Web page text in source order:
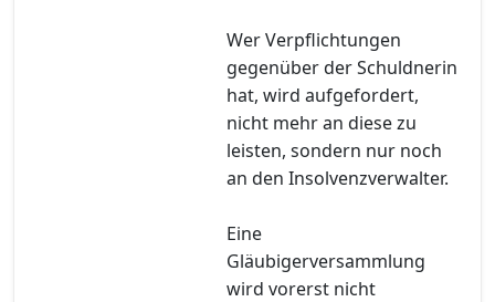
Wer Verpflichtungen
gegenüber der Schuldnerin
hat, wird aufgefordert,
nicht mehr an diese zu
leisten, sondern nur noch
an den Insolvenzverwalter.
Eine
Gläubigerversammlung
wird vorerst nicht